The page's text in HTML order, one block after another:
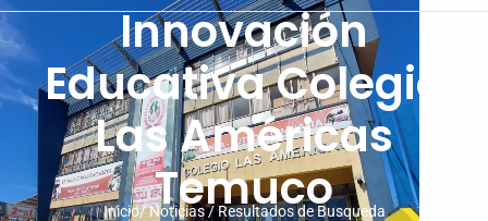
Innovación
Educativa Colegio
Las Américas
Temuco
Inicio/ Noticias / Resultados de Busqueda